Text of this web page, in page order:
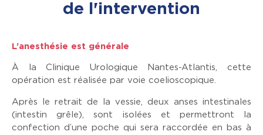
de l'intervention
L’anesthésie est générale
À la Clinique Urologique Nantes-Atlantis, cette
opération est réalisée par voie coelioscopique.
Après le retrait de la vessie, deux anses intestinales
(intestin grêle), sont isolées et permettront la
confection d’une poche qui sera raccordée en bas à